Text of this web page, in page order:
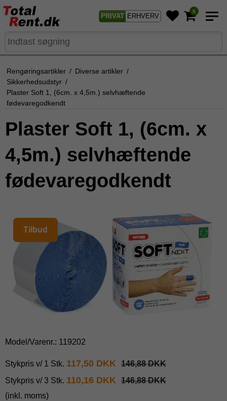
PRIVAT ERHVERV
0
Rengøringsartikler / Diverse artikler /
Sikkerhedsudstyr /
Plaster Soft 1, (6cm. x 4,5m.) selvhæftende
fødevaregodkendt
Plaster Soft 1, (6cm. x
4,5m.) selvhæftende
fødevaregodkendt
Tilbud
Model/Varenr.: 119202
Stykpris v/ 1 Stk. 117,50 DKK 146,88 DKK
Stykpris v/ 3 Stk. 110,16 DKK 146,88 DKK
(inkl. moms)